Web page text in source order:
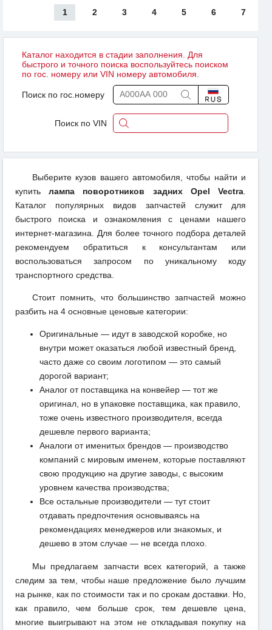
1 2 3 4 5 6 7
Каталог находится в стадии заполнения. Для
быстрого и точного поиска воспользуйтесь поиском
по гос. номеру или VIN номеру автомобиля.
Поиск по гос.номеру
Поиск по VIN
Выберите кузов вашего автомобиля, чтобы найти и
купитьлампа поворотников задних Opel Vectra
Каталог популярных видов запчастей служит для
быстрого поиска и ознакомления с ценами нашего
интернет-магазина. Для более точного подбора деталей
рекомендуем обратиться к консультантам или
воспользоваться запросом по уникальному коду
транспортного средства.
Стоит помнить, что большинство запчастей можно
разбить на 4 основные ценовые категории:
Оригинальные — идут в заводской коробке, но
внутри может оказаться любой известный бренд,
часто даже со своим логотипом — это самый
дорогой вариант;
Аналог от поставщика на конвейер — тот же
оригинал, но в упаковке поставщика, как правило,
тоже очень известного производителя, всегда
дешевле первого варианта;
Аналоги от именитых брендов — производство
компаний с мировым именем, которые поставляют
свою продукцию на другие заводы, с высоким
уровнем качества производства;
Все остальные производители — тут стоит
отдавать предпочтения основываясь на
рекомендациях менеджеров или знакомых, и
дешево в этом случае — не всегда плохо.
Мы предлагаем запчасти всех категорий, а также
следим за тем, чтобы наше предложение было лучшим
на рынке, как по стоимости так и по срокам доставки. Но,
как правило, чем больше срок, тем дешевле цена,
многие выигрывают на этом не откладывая покупку на